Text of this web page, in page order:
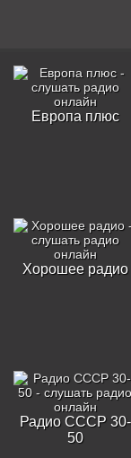
Европа плюс
Хорошее радио
Радио СССР 30-
50